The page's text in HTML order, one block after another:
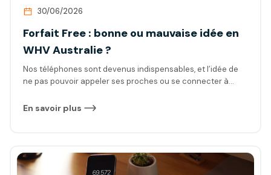
30/06/2026
Forfait Free : bonne ou mauvaise idée en
WHV Australie ?
Nos téléphones sont devenus indispensables, et l’idée de
ne pas pouvoir appeler ses proches ou se connecter à
Face à ces préoccupations, l’opérateur Free se distingue
la question : le forfait international Free, bonne ou mauvaise
idée ?
En savoir plus